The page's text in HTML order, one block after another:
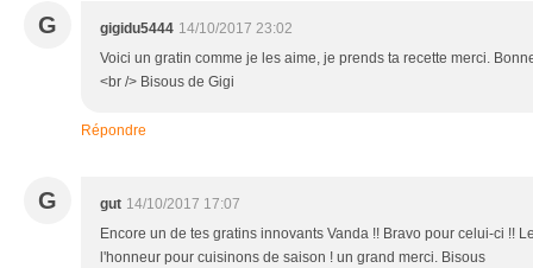
G gigidu5444 14/10/2017 23:02
Voici un gratin comme je les aime, je prends ta recette merci.
<br /> Bisous de Gigi
Répondre
G gut 14/10/2017 17:07
Encore un de tes gratins innovants Vanda !! Bravo pour celui-ci !!
l'honneur pour cuisinons de saison ! un grand merci. Bisous